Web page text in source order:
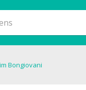
Bongiovani